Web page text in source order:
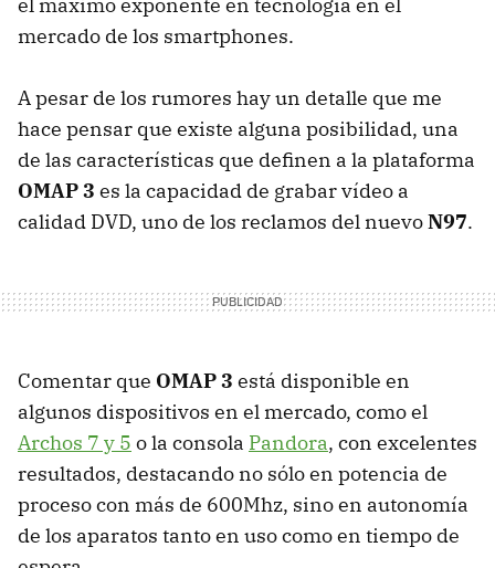
mercado de los smartphones.
A pesar de los rumores hay un detalle que me
hace pensar que existe alguna posibilidad, una
de las características que definen a la plataforma
OMAP3 es la capacidad de grabar vídeo a
calidad DVD, uno de los reclamos del nuevoN97.
Comentar que OMAP3 está disponible en
algunos dispositivos en el mercado, como el
Archos 7 y 5 o la consola Pandora, con excelentes
resultados, destacando no sólo en potencia de
proceso con más de 600Mhz, sino en autonomía
de los aparatos tanto en uso como en tiempo de